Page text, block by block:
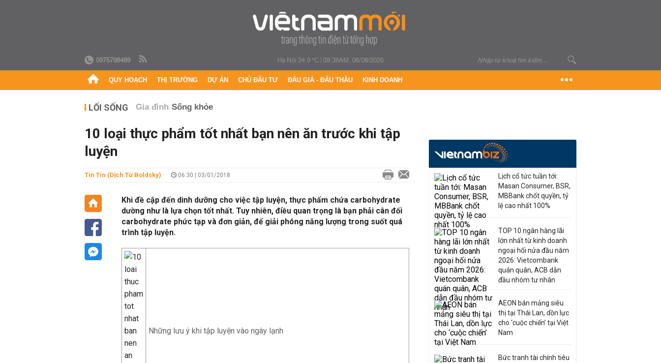
0975798489 Hà Nội 34.9 °C|09:38AM, 08/08/2026
QUY HOẠCH THỊ TRƯỜNG DỰ ÁN CHỦ ĐẦU TƯ ĐẤU GIÁ - ĐẤU THẦU KINH DOANH
LỐI SỐNG Gia đình Sống khỏe
10 loại thực phẩm tốt nhất bạn nên ăn trước khi tập
luyện
Tin Tin (Dịch Từ Boldsky) 06:30 | 03/01/2018
Khi đề cập đến dinh dưỡng cho việc tập luyện, thực phẩm chứa carbohydrate
dường như là lựa chọn tốt nhất. Tuy nhiên, điều quan trọng là bạn phải cân đối
carbohydrate phức tạp và đơn giản, để giải phóng năng lượng trong suốt quá
trình tập luyện.
Những lưu ý khi tập luyện vào ngày lạnh
Lịch cổ tức tuần tới:
Masan Consumer, BSR,
MBBank chốt quyền, tỷ
lệ cao nhất 100%
TOP 10 ngân hàng lãi
lớn nhất từ kinh doanh
ngoại hối nửa đầu năm
2026: Vietcombank
quán quân, ACB dẫn
đầu nhóm tư nhân
AEON bán mảng siêu
thị tại Thái Lan, dồn lực
cho ‘cuộc chiến’ tại Việt
Nam
Bức tranh tài chính tiêu